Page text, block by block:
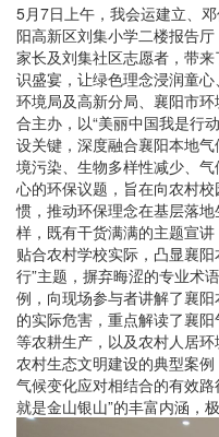
5月7日上午，我会运建立、
阳高新区刘集小学二楼报告
家长及刘集社区志愿者，带
识盛宴，让绿色理念浸润童
环境局及高新分局、襄阳市
合主办，以“美丽中国我是行
设关键，深度融合襄阳本地
境污染、生物多样性减少、
心的环保议题，旨在向农村
惯，推动环保理念在基层落
样，既有干货满满的主题宣
贴合农村学校实际，凸显襄
行”主题，摒弃晦涩的专业术
例，向现场参与者讲解了襄
的实际危害，重点解读了襄
等农耕生产，以及农村人居
农村生态文明建设的典型案例
气候变化应对相结合的有效
就是金山银山”的丰富内涵，